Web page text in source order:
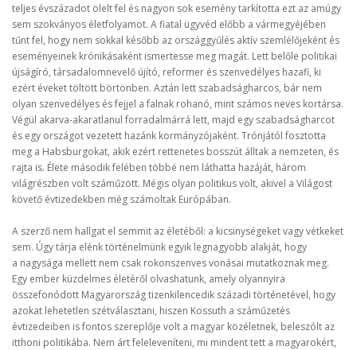
teljes évszázadot ölelt fel és nagyon sok esemény tarkította ezt az amúgy
sem szokványos életfolyamot. A fiatal ügyvéd előbb a vármegyéjében
tűnt fel, hogy nem sokkal később az országgyűlés aktív szemlélőjeként és
eseményeinek krónikásaként ismertesse meg magát. Lett belőle politikai
újságíró, társadalomnevelő újító, reformer és szenvedélyes hazafi, ki
ezért éveket töltött börtönben. Aztán lett szabadságharcos, bár nem
olyan szenvedélyes és fejjel a falnak rohanó, mint számos neves kortársa.
Végül akarva-akaratlanul forradalmárrá lett, majd egy szabadságharcot
és egy országot vezetett hazánk kormányzójaként. Trónjától fosztotta
meg a Habsburgokat, akik ezért rettenetes bosszút álltak a nemzeten, és
rajta is. Élete második felében többé nem láthatta hazáját, három
világrészben volt száműzött. Mégis olyan politikus volt, akivel a Világost
követő évtizedekben még számoltak Európában.
A szerző nem hallgat el semmit az életéből: a kicsinységeket vagy vétkeket
sem. Úgy tárja elénk történelmünk egyik legnagyobb alakját, hogy
a nagysága mellett nem csak rokonszenves vonásai mutatkoznak meg.
Egy ember küzdelmes életéről olvashatunk, amely olyannyira
összefonódott Magyarország tizenkilencedik századi történetével, hogy
azokat lehetetlen szétválasztani, hiszen Kossuth a száműzetés
évtizedeiben is fontos szereplője volt a magyar közéletnek, beleszólt az
itthoni politikába. Nem árt feleleveníteni, mi mindent tett a magyarokért,